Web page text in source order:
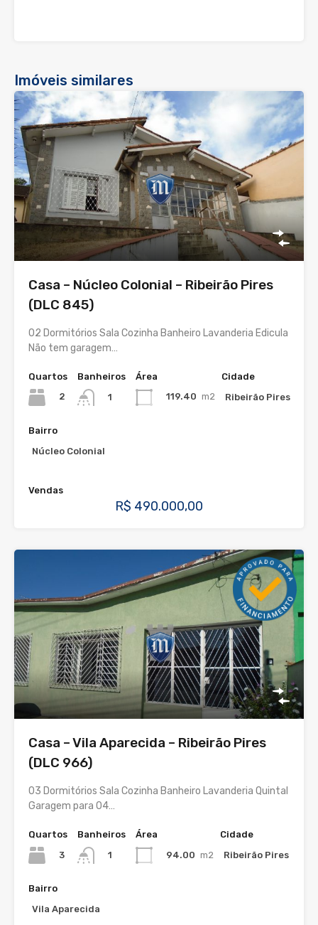
Imóveis similares
Casa – Núcleo Colonial – Ribeirão Pires
(DLC 845)
02 Dormitórios Sala Cozinha Banheiro Lavanderia Edicula
Não tem garagem…
Quartos
2
Banheiros
1
Área
119.40 m2
Cidade
Ribeirão Pires
Bairro
Núcleo Colonial
Vendas
R$ 490.000,00
Casa – Vila Aparecida – Ribeirão Pires
(DLC 966)
03 Dormitórios Sala Cozinha Banheiro Lavanderia Quintal
Garagem para 04…
Quartos
3
Banheiros
1
Área
94.00 m2
Cidade
Ribeirão Pires
Bairro
Vila Aparecida